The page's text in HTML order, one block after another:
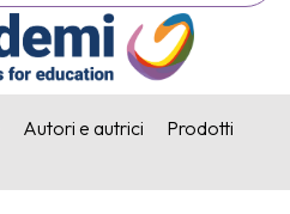
Autori e autrici
Prodotti